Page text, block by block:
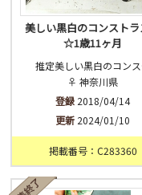
美しい黒白のコンストラ
☆1歳11ヶ月
推定美しい黒白のコン
♀ 神奈川県
登録 2018/04/14
更新 2024/01/10
掲載番号：C283360